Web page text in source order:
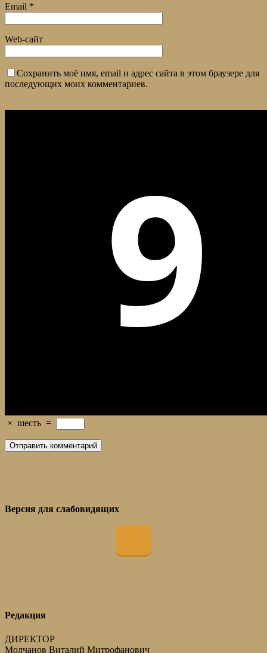
Email *
Web-сайт
Сохранить моё имя, email и адрес сайта в этом браузере для
последующих моих комментариев.
× шесть =
Версия для слабовидящих
Редакция
ДИРЕКТОР
Молчанов Виталий Митрофанович